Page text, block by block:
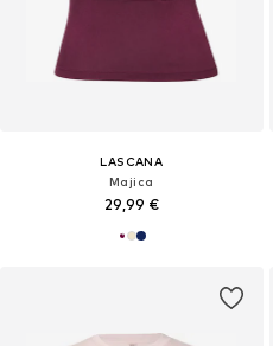
LASCANA
Majica
29,99 €